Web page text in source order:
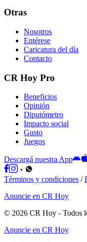
Otras
Nosotros
Entérese
Caricatura del día
Contacto
CR Hoy Pro
Beneficios
Opinión
Diputómetro
Impacto social
Gusto
Juegos
Descargá nuestra App
Términos y condiciones /
Anuncie en CR Hoy
© 2026 CR Hoy - Todos
Anuncie en CR Hoy